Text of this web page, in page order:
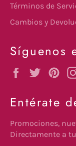
Términos de
Cambios y
Síguenos
FacebookTwitter
Entérate
Promociones,
Directamente a